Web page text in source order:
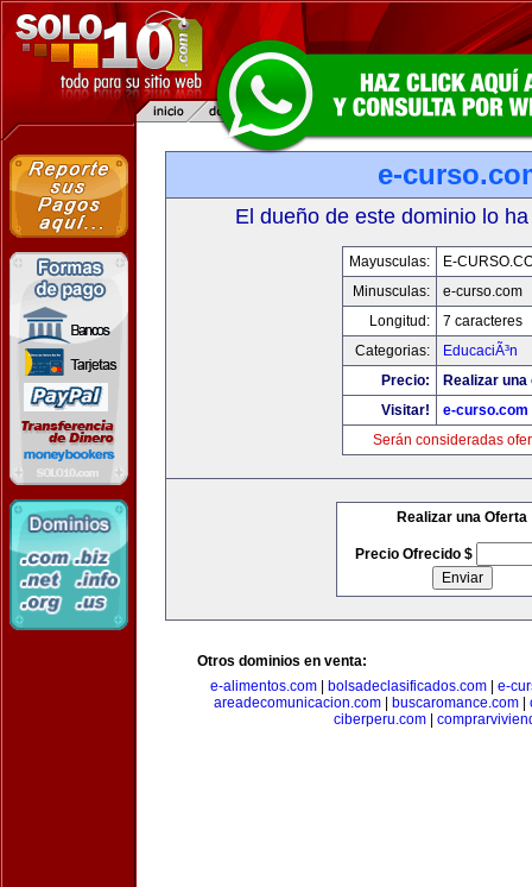
e-
El dueño de este dominio lo
Mayusculas:
E-
Minusculas:
e-curso.com
Longitud:
7 caracteres
Categorias:
EducaciÃ³n
Precio:
Realizar
Visitar!
e-curso.com
Serán consideradas
Realizar una Oferta
Precio Ofrecido $
Otros dominios en venta:
e-alimentos.com| bolsadeclasificados.com| e-
areadecomunicacion.com| buscaromance.com|
ciberperu.com